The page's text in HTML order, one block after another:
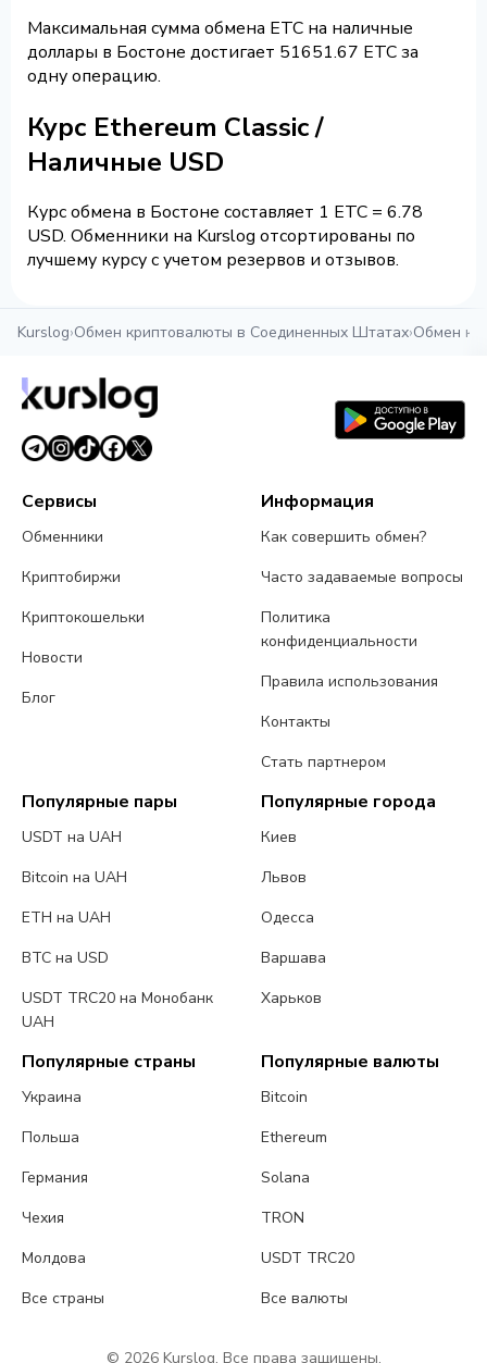
Максимальная сумма обмена ETC на наличные
доллары в Бостоне достигает 51651.67 ETC за
одну операцию.
Курс Ethereum Classic /
Наличные USD
Курс обмена в Бостоне составляет 1 ETC = 6.78
USD. Обменники на Kurslog отсортированы по
лучшему курсу с учетом резервов и отзывов.
Kurslog›Обмен криптовалюты в Соединенных Штатах›Обмен
Сервисы
Обменники
Криптобиржи
Криптокошельки
Новости
Блог
Информация
Как совершить обмен?
Часто задаваемые вопросы
Политика
конфиденциальности
Правила использования
Контакты
Стать партнером
Популярные пары
USDT на UAH
Bitcoin на UAH
ETH на UAH
BTC на USD
USDT TRC20 на Монобанк
UAH
Популярные города
Киев
Львов
Одесса
Варшава
Харьков
Популярные страны
Украина
Польша
Германия
Чехия
Молдова
Все страны
Популярные валюты
Bitcoin
Ethereum
Solana
TRON
USDT TRC20
Все валюты
© 2026 Kurslog. Все права защищены.